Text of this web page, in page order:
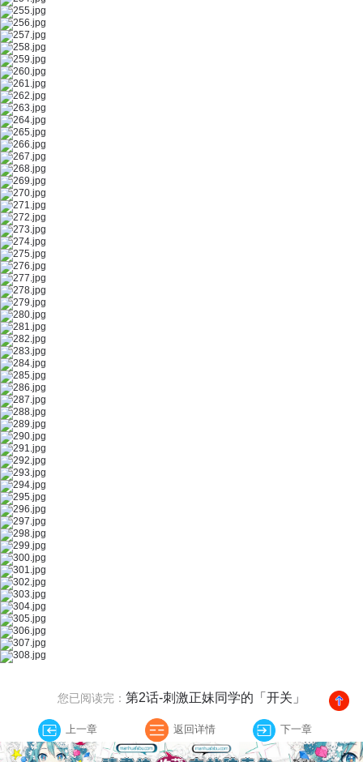
您已阅读完： 第2话-刺激正妹同学的「开关」
上一章 返回详情 下一章